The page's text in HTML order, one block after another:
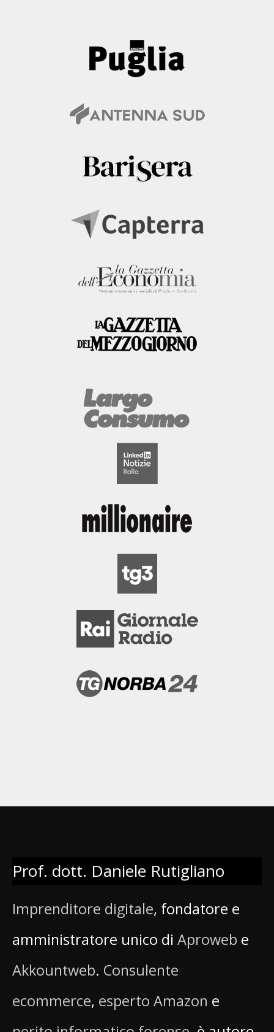
Prof. dott. Daniele Rutigliano
Imprenditore digitale, fondatore e
amministratore unico di Aproweb e
Akkountweb. Consulente
ecommerce, esperto Amazon e